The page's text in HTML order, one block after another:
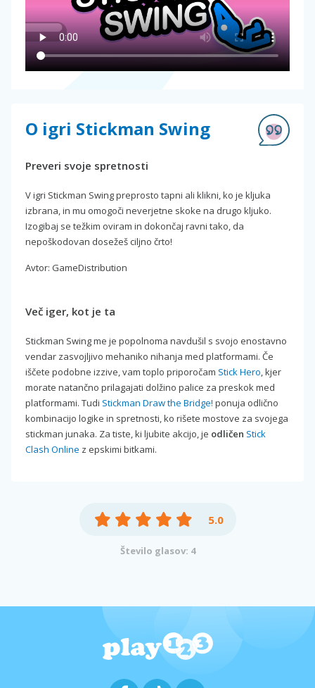
O igri Stickman Swing
Preveri svoje spretnosti
V igri Stickman Swing preprosto tapni ali klikni, ko je kljuka
izbrana, in mu omogoči neverjetne skoke na drugo kljuko.
Izogibaj se težkim oviram in dokončaj ravni tako, da
nepoškodovan dosežeš ciljno črto!
Avtor: GameDistribution
Več iger, kot je ta
Stickman Swing me je popolnoma navdušil s svojo enostavno
vendar zasvojljivo mehaniko nihanja med platformami. Če
iščete podobne izzive, vam toplo priporočam Stick Hero, kjer
morate natan‌čno prilagajati dolžino palice za preskok med
platformami. Tudi Stickman Draw the Bridge! ponuja odlično
kombinacijo logike in spretnosti, ko rišete mostove za svojega
stickman junaka. Za tiste, ki ljubite akcijo, je odličen Stick
Clash Online z epskimi bitkami.
5.0
Število glasov: 4